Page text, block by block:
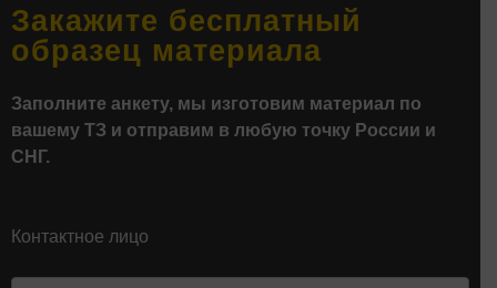
Закажите бесплатный
образец материала
Заполните анкету, мы изготовим материал по
вашему ТЗ и отправим в любую точку России и
СНГ.
Контактное лицо